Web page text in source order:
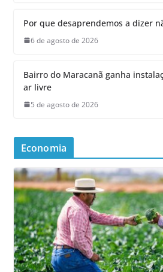
Por que desaprendemos a dizer
6 de agosto de 2026
Bairro do Maracanã ganha
ar livre
5 de agosto de 2026
Economia